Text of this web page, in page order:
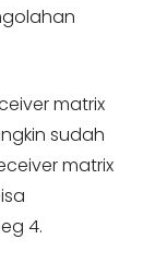
matrix
sudah
matrix
4.